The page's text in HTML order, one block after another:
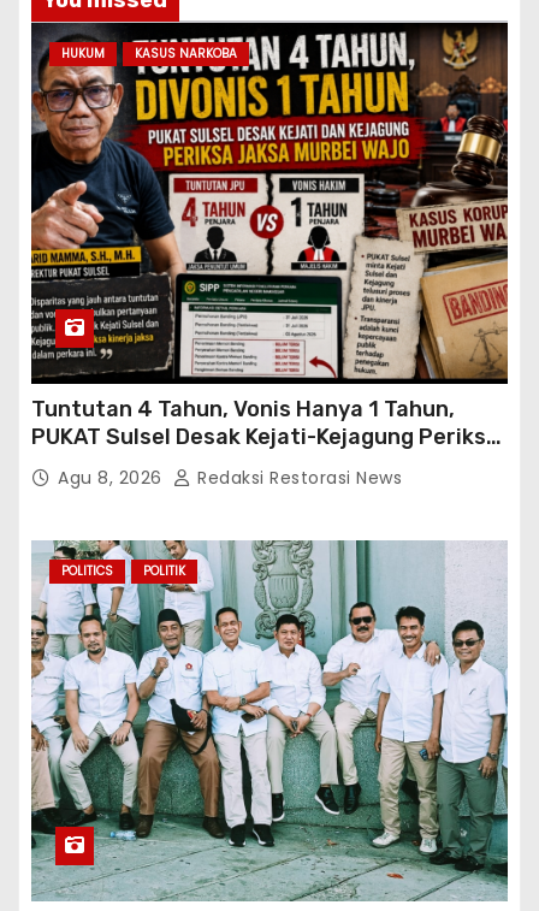
HUKUM KASUS NARKOBA
Tuntutan 4 Tahun, Vonis Hanya 1 Tahun,
PUKAT Sulsel Desak Kejati-Kejagung Periksa
JPU Murbei Wajo
Agu 8, 2026 Redaksi Restorasi News
POLITICS POLITIK